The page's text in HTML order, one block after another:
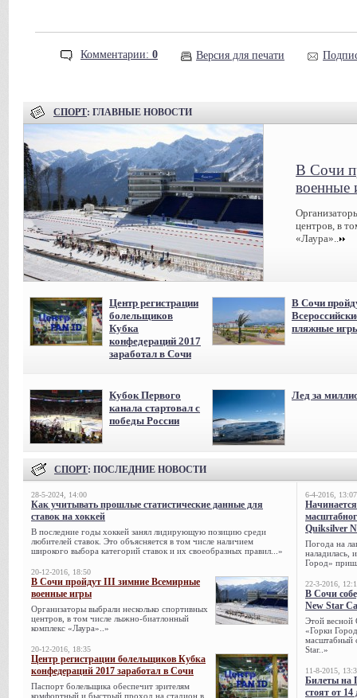
Комментарии: 0 Версия для печати
СПОРТ: ГЛАВНЫЕ НОВОСТИ
В Сочи
военные
центров, в
«Лаура»..
Центр регистрации
болельщиков
Кубка
конфедераций 2017
заработал в Сочи
В Сочи
пляжные
Кубок Первого
канала стартовал с
победы России
Лед за
СПОРТ: ПОСЛЕДНИЕ НОВОСТИ
28-5-2024, 14:00
Как учитывать прошлые статистические данные для
ставок на хоккей
В последние годы хоккей занял лидирующую позицию среди
любителей ставок. Это объясняется в том числе наличием
широкого выбора категорий ставок и их своеобразных правил...»
20-12-2016, 18:50
В Сочи пройдут III зимние Всемирные
военные игры
Организаторы выбрали несколько спортивных
центров, в том числе лыжно-биатлонный
комплекс «Лаура»..»
20-12-2016, 18:35
Центр регистрации болельщиков Кубка
конфедераций 2017 заработал в Сочи
Паспорт болельщика обеспечит зрителям
комфортный и быстрый проход на стадион в
6-4-2016, 13:07
Quiksilver
Погода на
наладилась,
Город»
22-3-2016,
В Сочи
New Star
Этой весной
«Горки
масштабный
Star..»
11-8-2015,
Билеты на
стоят от